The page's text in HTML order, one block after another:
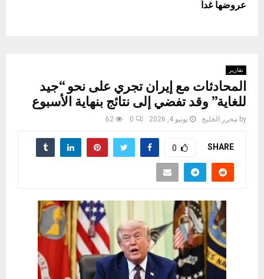
عروضها غداً
تقارير
المحادثات مع إيران تجري على نحو “جيد
للغاية” وقد تفضي إلى نتائج بنهاية الأسبوع
by محرر الخليج يونيو 4, 2026 0
62
SHARE
0